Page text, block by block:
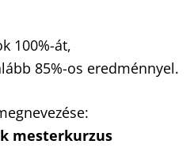
100%-át,
85%-os eredménnyel.
mesterkurzus